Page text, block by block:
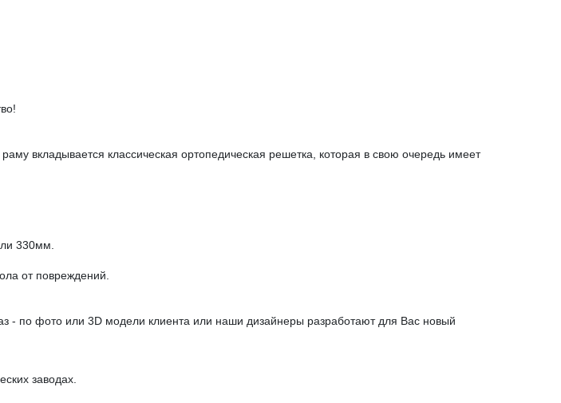
вкладывается классическая ортопедическая решетка, которая в свою очередь имеет
330мм.
от повреждений.
- по фото или 3D модели клиента или наши дизайнеры разработают для Вас новый
заводах.